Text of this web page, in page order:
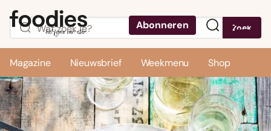
Abonneren Zoek
Magazine Nieuwsbrief Weekmenu Shop